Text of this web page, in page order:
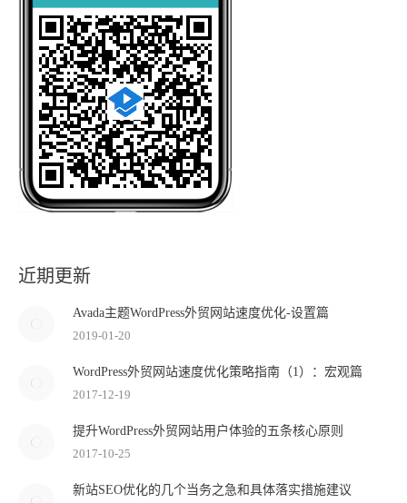
近期更新
Avada主题WordPress外贸网站速度优化-设置篇
2019-01-20
WordPress外贸网站速度优化策略指南（1）：宏观篇
2017-12-19
提升WordPress外贸网站用户体验的五条核心原则
2017-10-25
新站SEO优化的几个当务之急和具体落实措施建议